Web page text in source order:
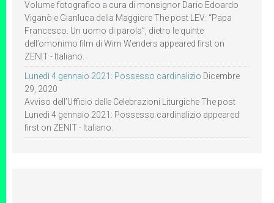
Volume fotografico a cura di monsignor Dario Edoardo
Viganò e Gianluca della Maggiore The post LEV: “Papa
Francesco. Un uomo di parola”, dietro le quinte
dell’omonimo film di Wim Wenders appeared first on
ZENIT - Italiano.
Lunedì 4 gennaio 2021: Possesso cardinalizio Dicembre
29, 2020
Avviso dell’Ufficio delle Celebrazioni Liturgiche The post
Lunedì 4 gennaio 2021: Possesso cardinalizio appeared
first on ZENIT - Italiano.